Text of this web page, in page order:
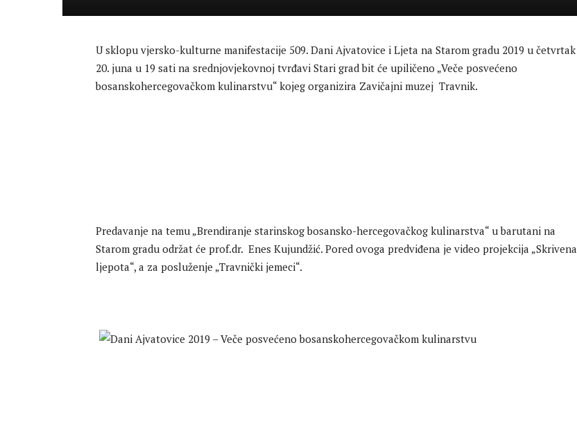
U sklopu vjersko-kulturne manifestacije 509. Dani Ajvatovice i Ljeta na Starom gradu 2019 u četvrtak
20. juna u 19 sati na srednjovjekovnoj tvrđavi Stari grad bit će upiličeno „Veče posvećeno
bosanskohercegovačkom kulinarstvu“ kojeg organizira Zavičajni muzej Travnik.
Predavanje na temu „Brendiranje starinskog bosansko-hercegovačkog kulinarstva“ u barutani na
Starom gradu održat će prof.dr. Enes Kujundžić. Pored ovoga predviđena je video projekcija „Skrivena
ljepota“, a za posluženje „Travnički jemeci“.